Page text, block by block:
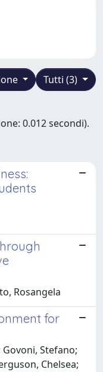
Tutti (3)
0.012 secondi).
Rosangela
for
Stefano;
Chelsea;